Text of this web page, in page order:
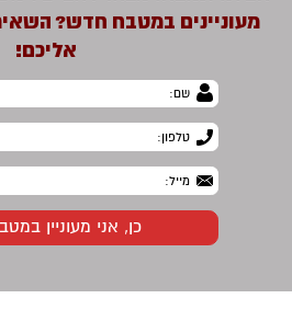
מעוניינים במטבח חדש?
אליכם!